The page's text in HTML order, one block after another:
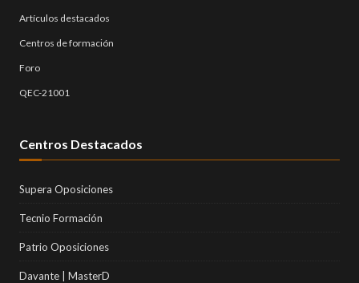
Artículos destacados
Centros de formación
Foro
QEC-21001
Centros Destacados
Supera Oposiciones
Tecnio Formación
Patrio Oposiciones
Davante | MasterD